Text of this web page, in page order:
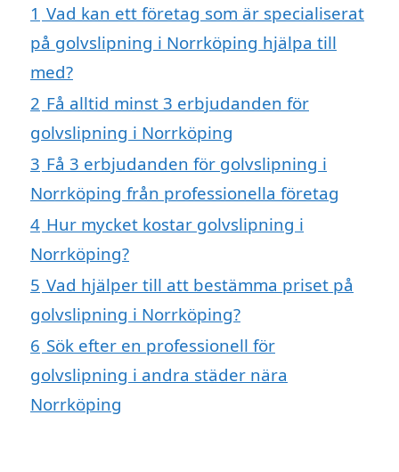
1 Vad kan ett företag som är specialiserat
på golvslipning i Norrköping hjälpa till
med?
2 Få alltid minst 3 erbjudanden för
golvslipning i Norrköping
3 Få 3 erbjudanden för golvslipning i
Norrköping från professionella företag
4 Hur mycket kostar golvslipning i
Norrköping?
5 Vad hjälper till att bestämma priset på
golvslipning i Norrköping?
6 Sök efter en professionell för
golvslipning i andra städer nära
Norrköping